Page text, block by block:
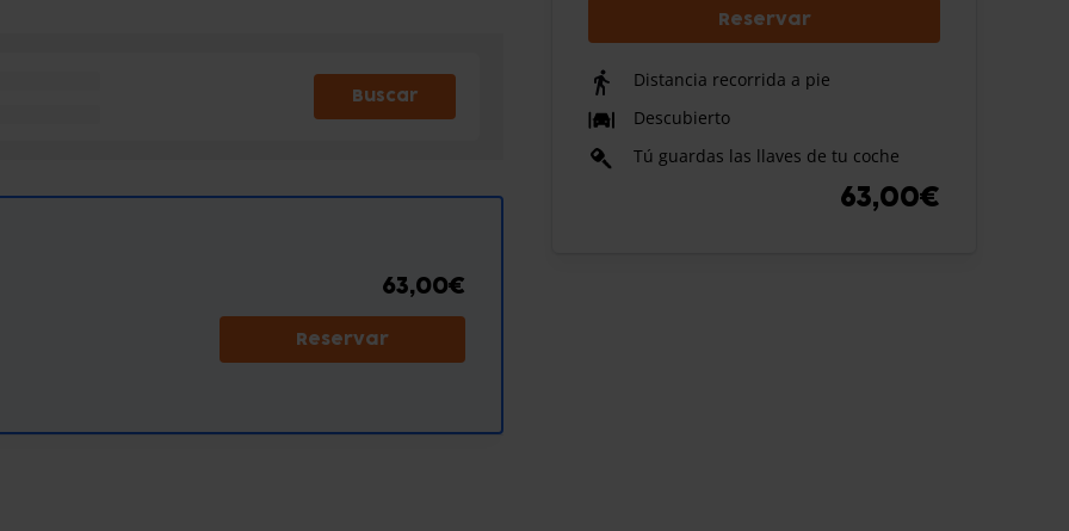
Buscar
63,00€
Reservar
Reservar
Distancia recorrida a pie
Descubierto
Tú guardas las llaves de tu coche
63,00€